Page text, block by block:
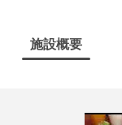
施設概要